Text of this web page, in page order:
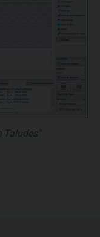
Taludes"